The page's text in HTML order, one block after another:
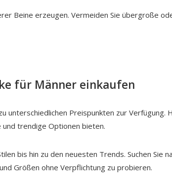
Beine erzeugen. Vermeiden Sie übergroße
für Männer einkaufen
unterschiedlichen Preispunkten zur Verfügung.
und trendige Optionen bieten.
bis hin zu den neuesten Trends. Suchen Sie
Größen ohne Verpflichtung zu probieren.